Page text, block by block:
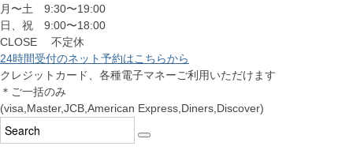
月〜土 9:30〜19:00
日、祝 9:00〜18:00
CLOSE 不定休
24時間受付のネット予約はこちらから
クレジットカード、各種電子マネーご利用いただけます
＊ご一括のみ
(visa,Master,JCB,American Express,Diners,Discover)